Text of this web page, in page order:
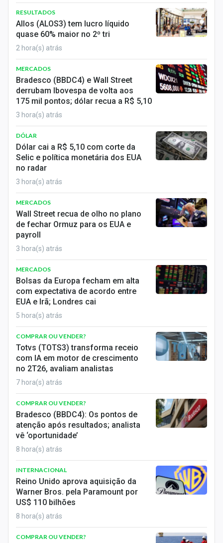
RESULTADOS
Allos (ALOS3) tem lucro líquido
quase 60% maior no 2º tri
2 hora(s) atrás
MERCADOS
Bradesco (BBDC4) e Wall Street
derrubam Ibovespa de volta aos
175 mil pontos; dólar recua a R$ 5,10
3 hora(s) atrás
DÓLAR
Dólar cai a R$ 5,10 com corte da
Selic e política monetária dos EUA
no radar
3 hora(s) atrás
MERCADOS
Wall Street recua de olho no plano
de fechar Ormuz para os EUA e
payroll
3 hora(s) atrás
MERCADOS
Bolsas da Europa fecham em alta
com expectativa de acordo entre
EUA e Irã; Londres cai
5 hora(s) atrás
COMPRAR OU VENDER?
Totvs (TOTS3) transforma receio
com IA em motor de crescimento
no 2T26, avaliam analistas
7 hora(s) atrás
COMPRAR OU VENDER?
Bradesco (BBDC4): Os pontos de
atenção após resultados; analista
vê ‘oportunidade’
8 hora(s) atrás
INTERNACIONAL
Reino Unido aprova aquisição da
Warner Bros. pela Paramount por
US$ 110 bilhões
8 hora(s) atrás
COMPRAR OU VENDER?